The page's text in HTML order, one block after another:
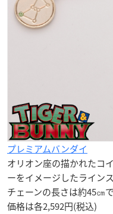
プレミアムバンダイ
オリオン座の描かれたコ
ーをイメージしたライン
チェーンの長さは約45㎝
価格は各2,592円(税込)